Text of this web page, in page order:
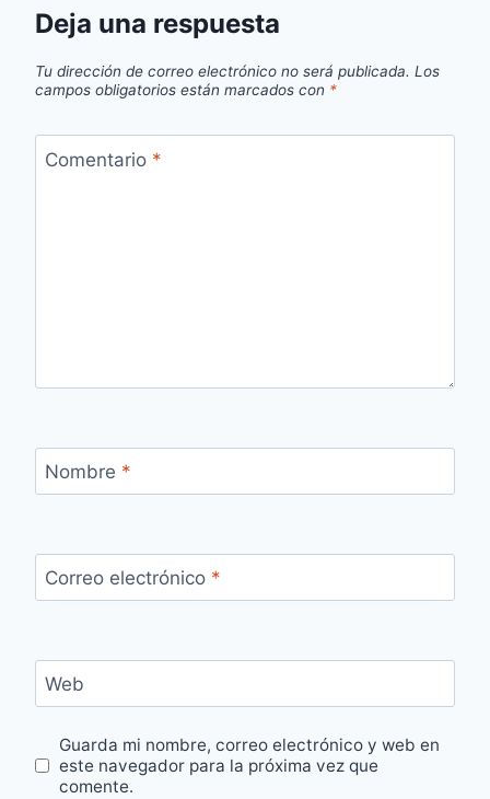
Deja una respuesta
Tu dirección de correo electrónico no será publicada. Los
campos obligatorios están marcados con *
Comentario *
Nombre *
Correo electrónico *
Web
Guarda mi nombre, correo electrónico y web en
este navegador para la próxima vez que
comente.